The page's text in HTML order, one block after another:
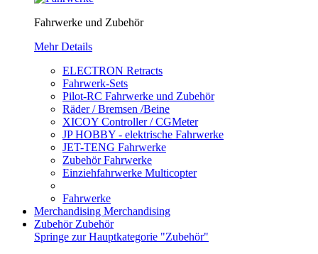
Fahrwerke und Zubehör
Mehr Details
ELECTRON Retracts
Fahrwerk-Sets
Pilot-RC Fahrwerke und Zubehör
Räder / Bremsen /Beine
XICOY Controller / CGMeter
JP HOBBY - elektrische Fahrwerke
JET-TENG Fahrwerke
Zubehör Fahrwerke
Einziehfahrwerke Multicopter
Fahrwerke
Merchandising Merchandising
Zubehör Zubehör
Springe zur Hauptkategorie "Zubehör"